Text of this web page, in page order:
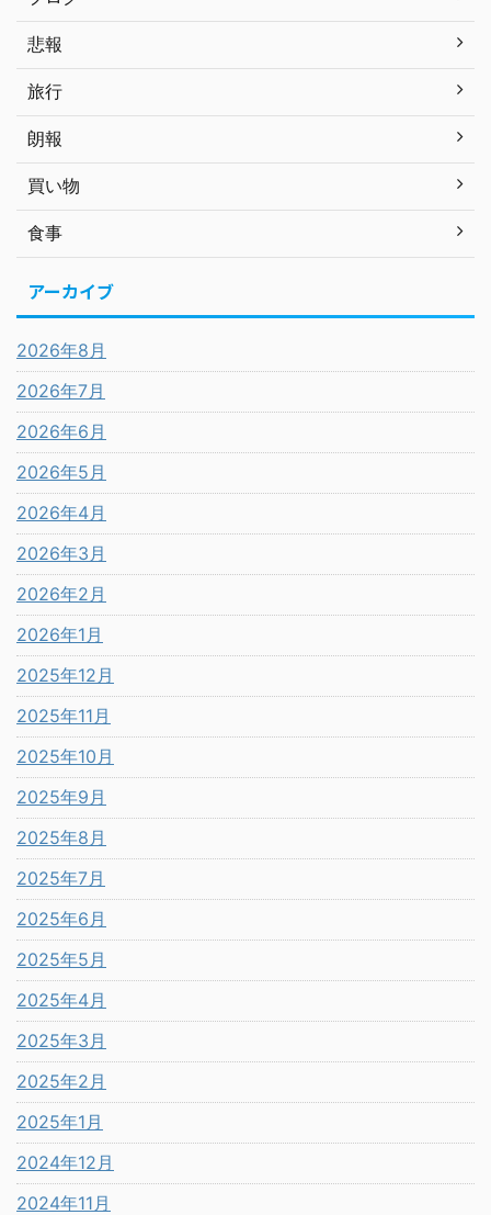
悲報
旅行
朗報
買い物
食事
アーカイブ
2026年8月
2026年7月
2026年6月
2026年5月
2026年4月
2026年3月
2026年2月
2026年1月
2025年12月
2025年11月
2025年10月
2025年9月
2025年8月
2025年7月
2025年6月
2025年5月
2025年4月
2025年3月
2025年2月
2025年1月
2024年12月
2024年11月